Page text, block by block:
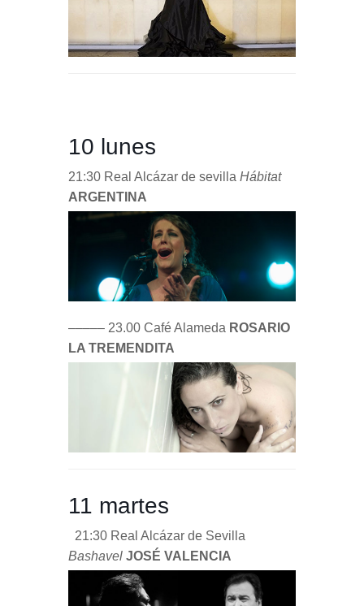
10 lunes
21:30 Real Alcázar de sevilla Hábitat
ARGENTINA
––––– 23.00 Café Alameda ROSARIO
LA TREMENDITA
11 martes
21:30 Real Alcázar de Sevilla
Bashavel JOSÉ VALENCIA